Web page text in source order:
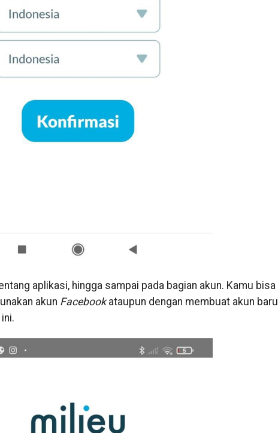
aplikasi, hingga sampai pada bagian akun. Kamu bisa
akun Facebookataupun dengan membuat akun baru